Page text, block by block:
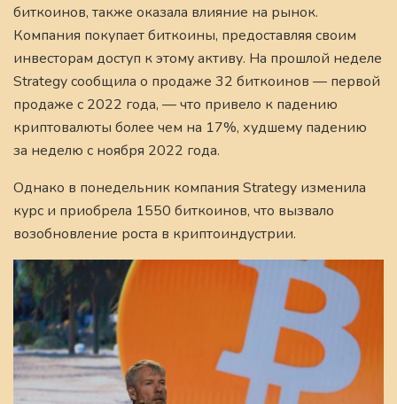
биткоинов, также оказала влияние на рынок.
Компания покупает биткоины, предоставляя своим
инвесторам доступ к этому активу. На прошлой неделе
Strategy сообщила о продаже 32 биткоинов — первой
продаже с 2022 года, — что привело к падению
криптовалюты более чем на 17%, худшему падению
за неделю с ноября 2022 года.
Однако в понедельник компания Strategy изменила
курс и приобрела 1550 биткоинов, что вызвало
возобновление роста в криптоиндустрии.